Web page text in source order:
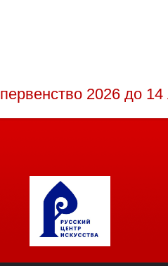
первенство 2026 до 14